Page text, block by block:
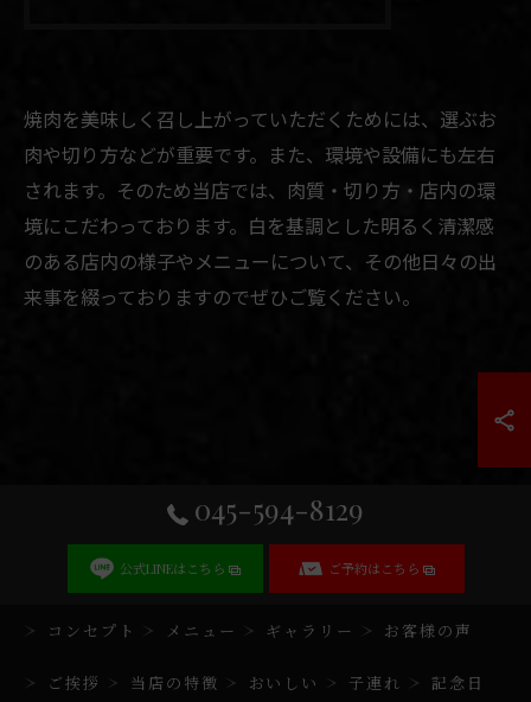
焼肉を美味しく召し上がっていただくためには、選ぶお
肉や切り方などが重要です。また、環境や設備にも左右
されます。そのため当店では、肉質・切り方・店内の環
境にこだわっております。白を基調とした明るく清潔感
のある店内の様子やメニューについて、その他日々の出
来事を綴っておりますのでぜひご覧ください。
045-594-8129
公式LINEはこちら ご予約はこちら
コンセプト メニュー ギャラリー お客様の声
ご挨拶 当店の特徴 おいしい 子連れ 記念日